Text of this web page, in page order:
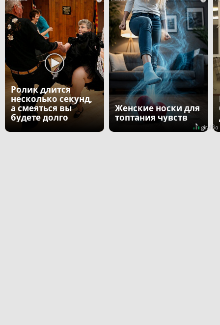
Ролик длится
несколько секунд,
а смеяться вы
будете долго
Женские носки для
топтания чувств